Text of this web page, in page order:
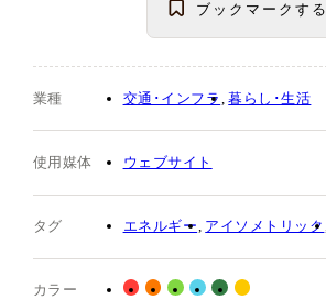
ブックマーク する
業種 交通･インフラ 暮らし･生活
使用媒体 ウェブサイト
タグ エネルギー アイソメトリック
カラー